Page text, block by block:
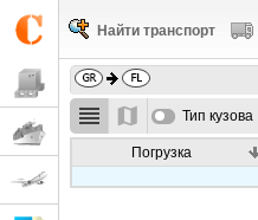
Найти транспорт
Тип кузова
Погрузка